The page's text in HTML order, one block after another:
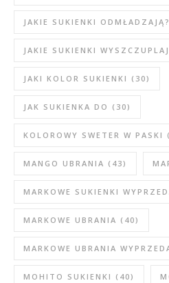
JAKIE SUKIENKI ODMŁADZAJĄ?
JAKIE SUKIENKI
JAKI KOLOR SUKIENKI (30)
JAK SUKIENKA DO (30)
KOLOROWY SWETER W PASKI
MANGO UBRANIA (43)
MARKOWE SUKIENKI
MARKOWE UBRANIA (40)
MARKOWE UBRANIA
MOHITO SUKIENKI (40)